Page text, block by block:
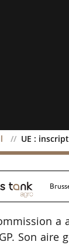
UE :
a
Son aire